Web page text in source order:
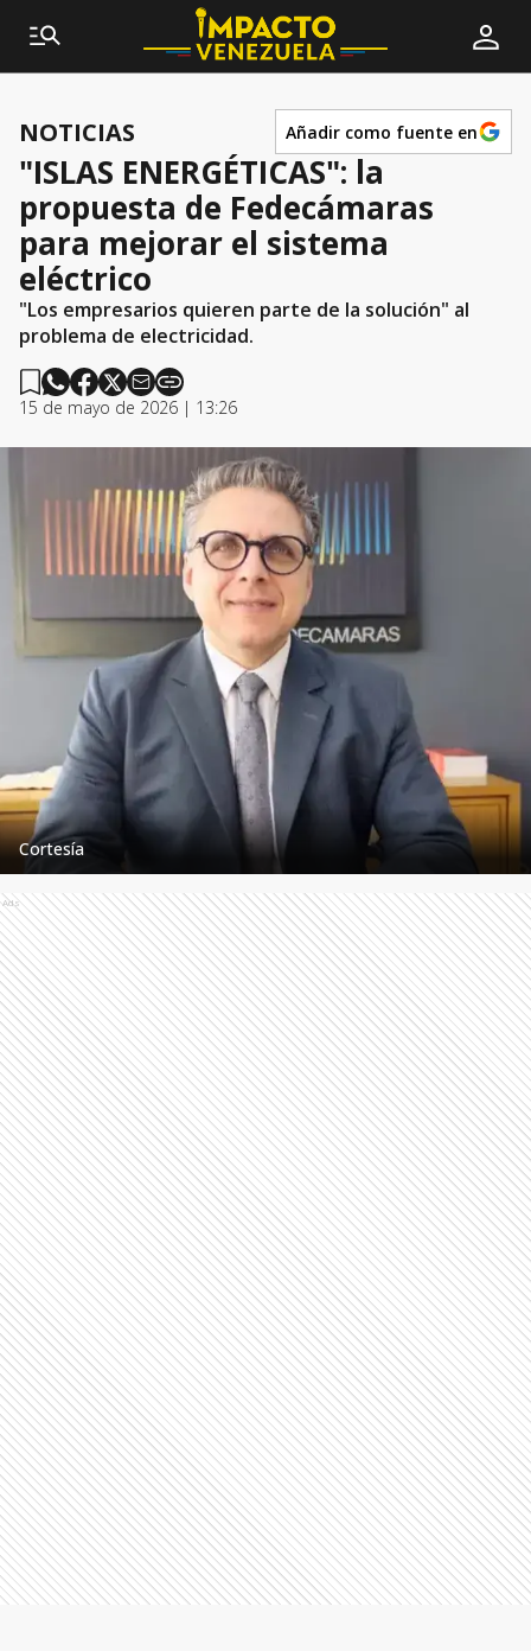
NOTICIAS Añadir como fuente en
"ISLAS ENERGÉTICAS": la
propuesta de Fedecámaras
para mejorar el sistema
eléctrico
"Los empresarios quieren parte de la solución" al
problema de electricidad.
15 de mayo de 2026 | 13:26
Cortesía
Ads